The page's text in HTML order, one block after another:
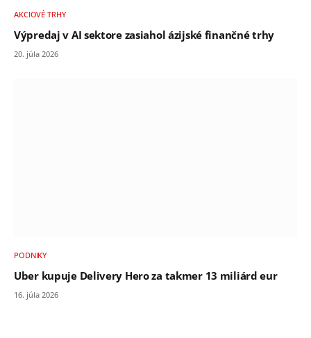
AKCIOVÉ TRHY
Výpredaj v AI sektore zasiahol ázijské finančné trhy
20. júla 2026
PODNIKY
Uber kupuje Delivery Hero za takmer 13 miliárd eur
16. júla 2026